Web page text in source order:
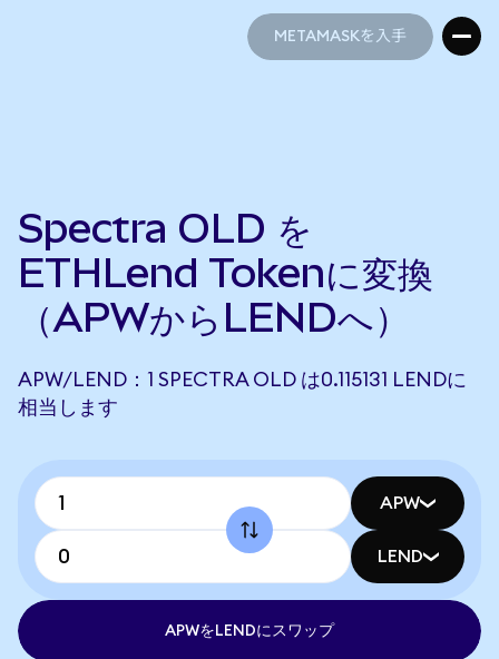
METAMASKを入手
Spectra OLD を
ETHLend Tokenに変換
（APWからLENDへ）
APW/LEND：1 SPECTRA OLD は0.115131 LENDに
相当します
APW
LEND
APWをLENDにスワップ